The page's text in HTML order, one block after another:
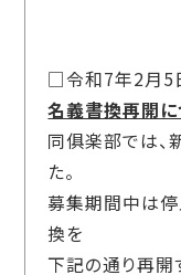
□令和7年2月5
名義書換再開に
同俱楽部では、
た。
募集期間中は
換を
下記の通り再開